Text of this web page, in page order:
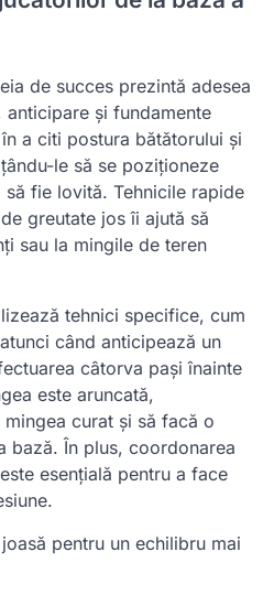
de succes prezintă adesea
anticipare și fundamente
a citi postura bătătorului și
le să se poziționeze
fie lovită. Tehnicile rapide
greutate jos îi ajută să
sau la mingile de teren
tehnici specifice, cum
când anticipează un
câtorva pași înainte
este aruncată,
curat și să facă o
bază. În plus, coordonarea
esențială pentru a face
pentru un echilibru mai